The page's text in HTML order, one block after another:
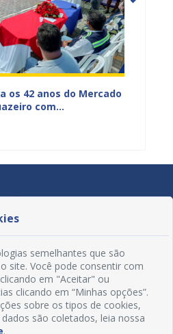
os 42 anos do Mercado
com
semelhantes que são
site. Você pode consentir com
em "Aceitar" ou
clicando em “Minhas opções”.
sobre os tipos de cookies,
são coletados, leia nossa
.